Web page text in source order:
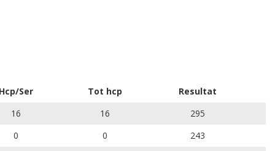
Ser Tot hcp
Resultat
16
16
295
0
0
243